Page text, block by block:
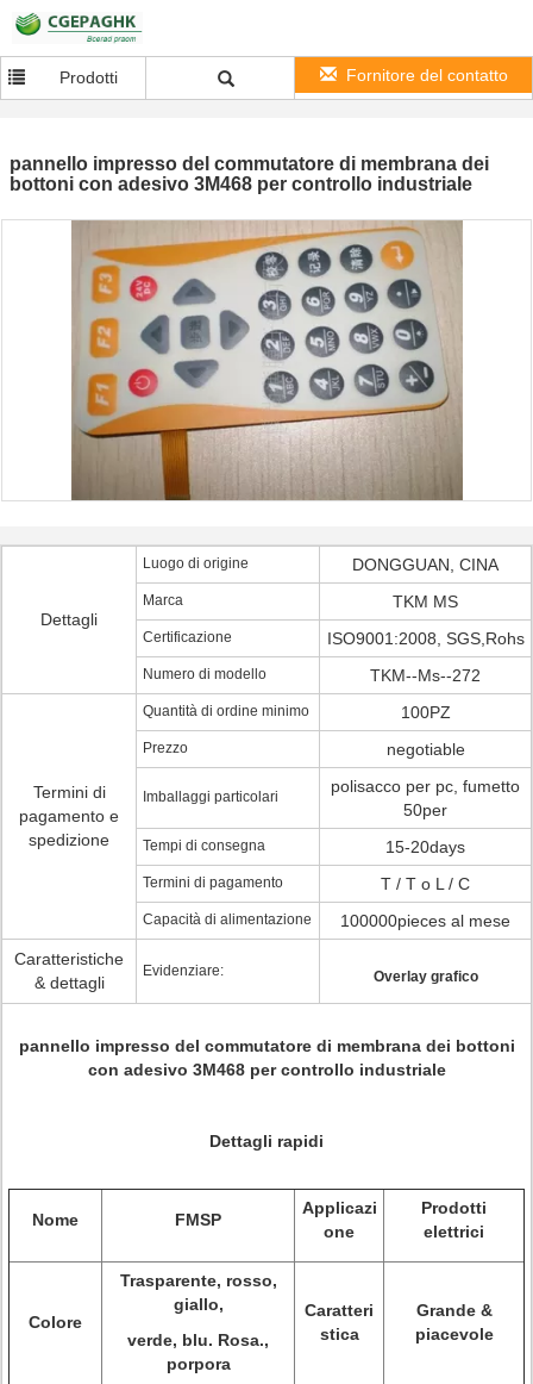
Prodotti Fornitore del contatto
pannello impresso del commutatore di membrana dei
bottoni con adesivo 3M468 per controllo industriale
Dettagli
Luogo di origine DONGGUAN, CINA
Marca TKM MS
Certificazione ISO9001:2008, SGS,Rohs
Numero di modello TKM--Ms--272
Termini di
pagamento e
spedizione
Quantità di ordine minimo 100PZ
Prezzo negotiable
Imballaggi particolari
polisacco per pc, fumetto
50per
Tempi di consegna 15-20days
Termini di pagamento T / T o L / C
Capacità di alimentazione
100000pieces al mese
Caratteristiche
& dettagli
Evidenziare: Overlay grafico
pannello impresso del commutatore di membrana dei bottoni
con adesivo 3M468 per controllo industriale
Dettagli rapidi
Nome FMSP
Applicazi
one
Prodotti
elettrici
Colore
Trasparente, rosso,
giallo,
verde, blu. Rosa.,
porpora
Caratteri
stica
Grande &
piacevole